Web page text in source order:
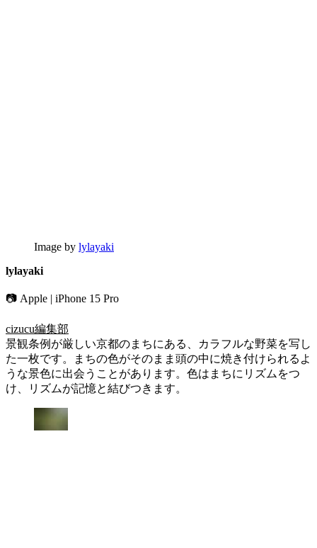
Image by lylayaki
lylayaki
📷 Apple | iPhone 15 Pro
cizucu編集部
景観条例が厳しい京都のまちにある、カラフルな野菜を写し
た一枚です。まちの色がそのまま頭の中に焼き付けられるよ
うな景色に出会うことがあります。色はまちにリズムをつ
け、リズムが記憶と結びつきます。